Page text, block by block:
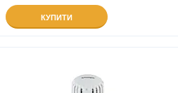
КУПИТИ